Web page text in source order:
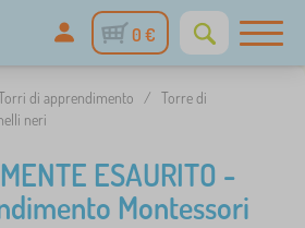
0 €
di apprendimento / Torre di
neri
ESAURITO -
Montessori